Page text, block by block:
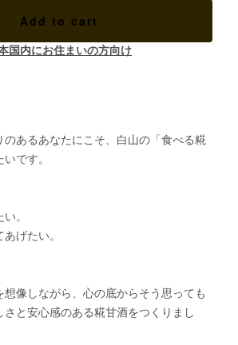
Add to cart
国内にお住まいの方向け
のあるあなたにこそ、白山の「食べる糀
です。
。
げたい。
想像しながら、心の底からそう思っても
さと安心感のある糀甘酒をつくりまし